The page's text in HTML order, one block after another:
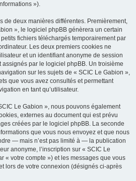
»).
de deux manières différentes. Premièrement,
», le logiciel phpBB génèrera un certain
fichiers téléchargés temporairement par
Les deux premiers cookies ne
et un identifiant anonyme de session
par le logiciel phpBB. Un troisième
sur les sujets de « SCIC Le Gabion »,
que vous avez consultés et permettant
en tant qu’utilisateur.
Le Gabion », nous pouvons également
externes au document qui est prévu
créées par le logiciel phpBB. La seconde
que vous nous envoyez et que nous
— mais n’est pas limité à — la publication
anonyme, l’inscription sur « SCIC Le
« votre compte ») et les messages que vous
lors de votre connexion (désignés ci-après